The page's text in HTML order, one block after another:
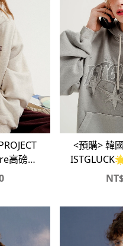
高磅刷
<預購> 韓
感